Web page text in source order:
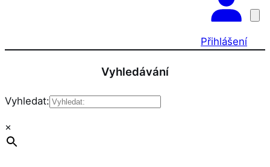
Přihlášení
Vyhledávání
Vyhledat:
×